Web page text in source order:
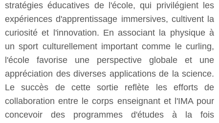
stratégies éducatives de l'école, qui privilégient les
expériences d'apprentissage immersives, cultivent la
curiosité et l'innovation. En associant la physique à
un sport culturellement important comme le curling,
l'école favorise une perspective globale et une
appréciation des diverses applications de la science.
Le succès de cette sortie reflète les efforts de
collaboration entre le corps enseignant et l'IMA pour
concevoir des programmes d'études à la fois